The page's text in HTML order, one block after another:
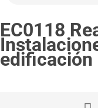
EC0118
edificación